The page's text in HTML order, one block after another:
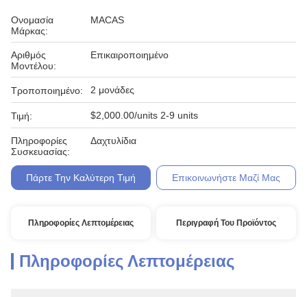
Ονομασία
Μάρκας:
MACAS
Αριθμός
Μοντέλου:
Επικαιροποιημένο
Τροποποιημένο: 2 μονάδες
Τιμή: $2,000.00/units 2-9 units
Πληροφορίες
Συσκευασίας:
Δαχτυλίδια
Πάρτε Την Καλύτερη Τιμή Επικοινωνήστε Μαζί Μας
Πληροφορίες Λεπτομέρειας Περιγραφή Του Προϊόντος
Πληροφορίες Λεπτομέρειας